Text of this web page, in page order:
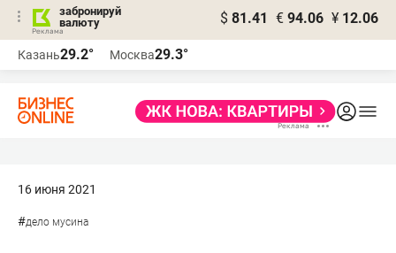
забронируй
валюту
$ 81.41 € 94.06 ¥ 12.06
Казань29.2° Москва29.3°
16 июня 2021
#дело мусина